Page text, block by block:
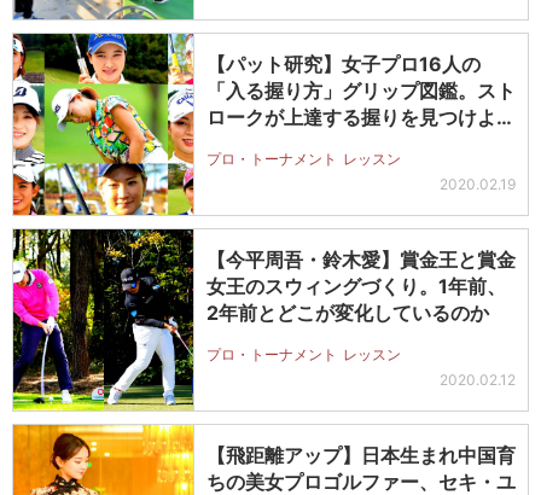
【パット研究】女子プロ16人の
「入る握り方」グリップ図鑑。スト
ロークが上達する握りを見つけよ
プロ・トーナメント レッスン
2020.02.19
【今平周吾・鈴木愛】賞金王と賞金
女王のスウィングづくり。1年前、
2年前とどこが変化しているのか
プロ・トーナメント レッスン
2020.02.12
【飛距離アップ】日本生まれ中国育
ちの美女プロゴルファー、セキ・ユ